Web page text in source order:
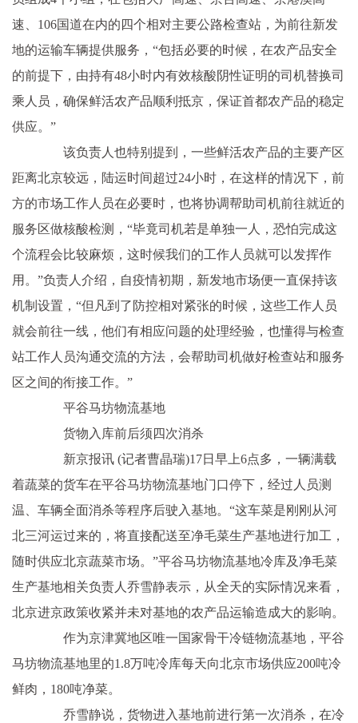
速、106国道在内的四个相对主要公路检查站，为前往新发
地的运输车辆提供服务，“包括必要的时候，在农产品安全
的前提下，由持有48小时内有效核酸阴性证明的司机替换司
乘人员，确保鲜活农产品顺利抵京，保证首都农产品的稳定
供应。”
该负责人也特别提到，一些鲜活农产品的主要产区
距离北京较远，陆运时间超过24小时，在这样的情况下，前
方的市场工作人员在必要时，也将协调帮助司机前往就近的
服务区做核酸检测，“毕竟司机若是单独一人，恐怕完成这
个流程会比较麻烦，这时候我们的工作人员就可以发挥作
用。”负责人介绍，自疫情初期，新发地市场便一直保持该
机制设置，“但凡到了防控相对紧张的时候，这些工作人员
就会前往一线，他们有相应问题的处理经验，也懂得与检查
站工作人员沟通交流的方法，会帮助司机做好检查站和服务
区之间的衔接工作。”
平谷马坊物流基地
货物入库前后须四次消杀
新京报讯 (记者曹晶瑞)17日早上6点多，一辆满载
着蔬菜的货车在平谷马坊物流基地门口停下，经过人员测
温、车辆全面消杀等程序后驶入基地。“这车菜是刚刚从河
北三河运过来的，将直接配送至净毛菜生产基地进行加工，
随时供应北京蔬菜市场。”平谷马坊物流基地冷库及净毛菜
生产基地相关负责人乔雪静表示，从全天的实际情况来看，
北京进京政策收紧并未对基地的农产品运输造成大的影响。
作为京津冀地区唯一国家骨干冷链物流基地，平谷
马坊物流基地里的1.8万吨冷库每天向北京市场供应200吨冷
鲜肉，180吨净菜。
乔雪静说，货物进入基地前进行第一次消杀，在冷